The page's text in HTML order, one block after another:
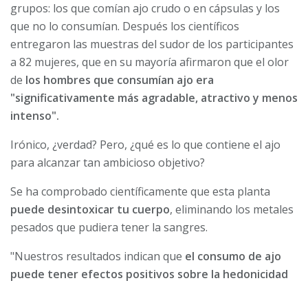
grupos: los que comían ajo crudo o en cápsulas y los
que no lo consumían. Después los científicos
entregaron las muestras del sudor de los participantes
a 82 mujeres, que en su mayoría afirmaron que el olor
de los hombres que consumían ajo era
"significativamente más agradable, atractivo y menos
intenso".
Irónico, ¿verdad? Pero, ¿qué es lo que contiene el ajo
para alcanzar tan ambicioso objetivo?
Se ha comprobado científicamente que esta planta
puede desintoxicar tu cuerpo, eliminando los metales
pesados que pudiera tener la sangres.
"Nuestros resultados indican que el consumo de ajo
puede tener efectos positivos sobre la hedonicidad